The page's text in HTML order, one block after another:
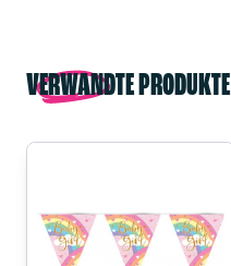
VERWANDTE PRODUKTE